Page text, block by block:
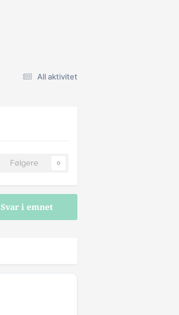
All aktivitet
Følgere 0
Svar i emnet